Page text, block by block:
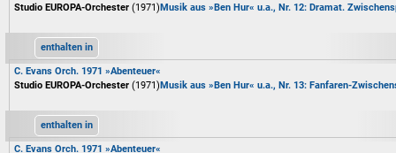
Studio EUROPA-Orchester (1971)Musik aus »Ben Hur« u.a., Nr. 12: Dramat.
enthalten in
C. Evans Orch. 1971 »Abenteuer«
Studio EUROPA-Orchester (1971)Musik aus »Ben Hur« u.a., Nr. 13: Fanfaren-
enthalten in
C. Evans Orch. 1971 »Abenteuer«